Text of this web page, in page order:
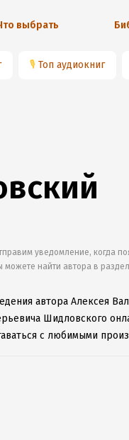
выбрать
🎙 Топ аудиокниг
уведомление, когда
можете найти автора в
автора Алексея
Шидловского
с любимыми